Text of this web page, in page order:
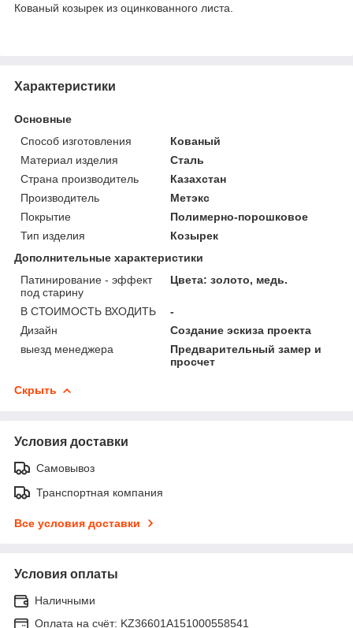
Кованый козырек из оцинкованного листа.
Характеристики
Основные
Способ изготовления
Кованый
Материал изделия
Сталь
Страна производитель
Казахстан
Производитель
Метэкс
Покрытие
Полимерно-порошковое
Тип изделия
Козырек
Дополнительные характеристики
Патинирование - эффект
под старину
Цвета: золото, медь.
В СТОИМОСТЬ ВХОДИТЬ
-
Дизайн
Создание эскиза проекта
выезд менеджера
Предварительный замер и
просчет
Скрыть
Условия доставки
Самовывоз
Транспортная компания
Все условия доставки
Условия оплаты
Наличными
Оплата на счёт: KZ36601A151000558541